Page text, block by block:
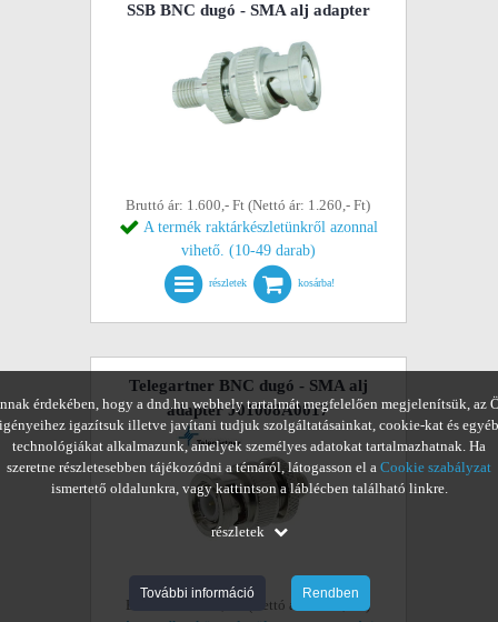
SSB BNC dugó - SMA alj adapter
Bruttó ár: 1.600,- Ft (Nettó ár: 1.260,- Ft)
A termék raktárkészletünkről azonnal
vihető. (10-49 darab)
részletek kosárba!
Telegartner BNC dugó - SMA alj
adapter J01008A0017
Bruttó ár: 4.096,- Ft (Nettó ár: 3.225,- Ft)
érdekében, hogy a dnd.hu webhely tartalmát megfelelően megjelenítsük, az
igényeihez igazítsuk illetve javítani tudjuk szolgáltatásainkat, cookie-kat és egyéb
technológiákat alkalmazunk, amelyek személyes adatokat tartalmazhatnak. Ha
szeretne részletesebben tájékozódni a témáról, látogasson el a Cookie szabályzat
ismertető oldalunkra, vagy kattintson a láblécben található linkre.
részletek
További információ Rendben